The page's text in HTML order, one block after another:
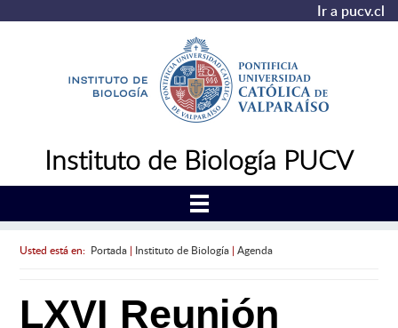
Ir a pucv.cl
Instituto de Biología PUCV
Usted está en: Portada| Instituto de Biología| Agenda
LXVI Reunión